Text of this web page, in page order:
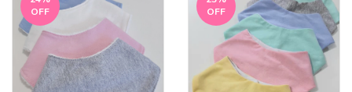
OFF
OFF